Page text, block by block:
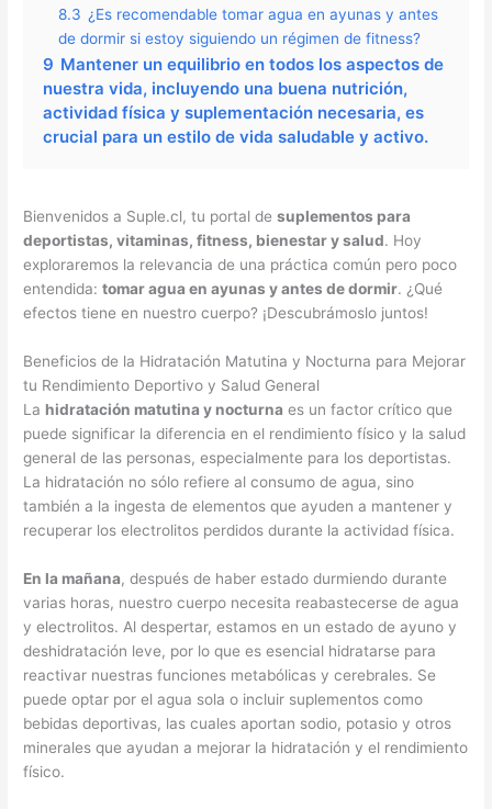
8.3 ¿Es recomendable tomar agua en ayunas y antes
de dormir si estoy siguiendo un régimen de fitness?
9 Mantener un equilibrio en todos los aspectos de
nuestra vida, incluyendo una buena nutrición,
actividad física y suplementación necesaria, es
crucial para un estilo de vida saludable y activo.
Bienvenidos a Suple.cl, tu portal desuplementos para
deportistas, vitaminas, fitness, bienestar y salud. Hoy
exploraremos la relevancia de una práctica común pero poco
entendida:tomar agua en ayunas y antes de dormir. ¿Qué
efectos tiene en nuestro cuerpo? ¡Descubrámoslo juntos!
Beneficios de la Hidratación Matutina y Nocturna para Mejorar
tu Rendimiento Deportivo y Salud General
La hidratación matutina y nocturna es un factor crítico que
puede significar la diferencia en el rendimiento físico y la salud
general de las personas, especialmente para los deportistas.
La hidratación no sólo refiere al consumo de agua, sino
también a la ingesta de elementos que ayuden a mantener y
recuperar los electrolitos perdidos durante la actividad física.
En la mañana, después de haber estado durmiendo durante
varias horas, nuestro cuerpo necesita reabastecerse de agua
y electrolitos. Al despertar, estamos en un estado de ayuno y
deshidratación leve, por lo que es esencial hidratarse para
reactivar nuestras funciones metabólicas y cerebrales. Se
puede optar por el agua sola o incluir suplementos como
bebidas deportivas, las cuales aportan sodio, potasio y otros
minerales que ayudan a mejorar la hidratación y el rendimiento
físico.